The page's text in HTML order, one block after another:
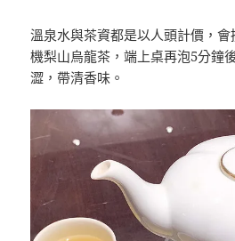
溫泉水與茶資都是以人頭計價，
機梨山烏龍茶，端上桌再泡5分鐘
澀，帶清香味。